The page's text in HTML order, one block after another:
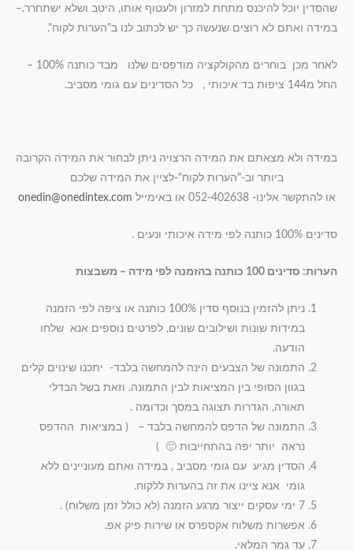
שהסדין יוכל להיכנס מתחת למזרון ולעטוף אותו, היטב ושלא ישתחרר.–
במידה ואתם לא רוצים שנעשה כך יש לכתוב לנו ב"הערות לקוח".
לאחר מכן בוחרים מהקולקציה מודפסים שלנו מבד כותנה 100% –
החל מ144 ציפות בד איכותי , כל הסדינים עם גומי מסביב.
במידה ולא מצאתם את המידה הרצויה ניתן לבחור את המידה הקרובה
ביותר וב-"הערות לקוח"-לציין את המידה שלכם
או להתקשר אלינו- 052-402638 או באימייל
onedin@onedintex.com
סדינים 100% כותנה לפי מידה איכותי ונעים .
הערות: סדינים 100 כותנה בהזמנה לפי מידה – משבצות
ניתן להזמין בנוסף סדין 100% כותנה או ציפה לפי הזמנה
במידות שונות ושילובים שונים, לפרטים נוספים אנא שלחו
הודעה.
התמונה של הצבעים הינה להמחשה בלבד- יתכנו שינוים קלים
בגוון הסופי בין המציאות לבין התמונה. וזאת בשל הבדלי
תאורה, הגדרות תצוגה במסך וכדומה .
התמונה של הדפס להמחשה בלבד – ( במציאות ההדפס
נראה יותר יפה בהתחייבות 🙂 )
הסדין מגיע עם גומי מסביב , במידה ואתם מעוניינים ללא
גומי אנא ציינו את זה בהערות ללקוח.
7 ימי עסקים ייצור מרגע הזמנה (לא כולל זמן משלוח) .
אפשרות משלוח אקספרס או שירות פיק אפ.
עד גמר המלאי.